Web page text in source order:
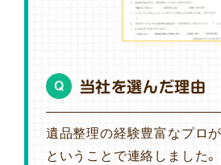
Q 当社を選んだ理由
遺品整理の経験豊富なプロ
ということで連絡しました。